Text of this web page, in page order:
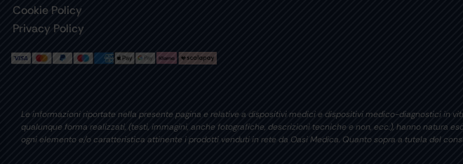
Cookie Policy
Privacy Policy
Le informazioni riportate nella presente pagina e relative a dispositivi medici e dispositivi medico-diagnostici in
qualunque forma realizzati, (testi, immagini, anche fotografiche, descrizioni tecniche e non, ecc.), hanno natura
ogni elemento e/o caratteristica attinente i prodotti venduti in rete da Oasi Medica. Quanto sopra a tutela del